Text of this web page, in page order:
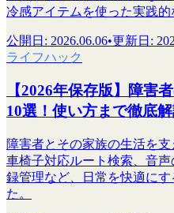
冷感アイテムを使った実践的
公開日 : 2026.06.06•更新日 :
ライフハック
【2026年保存版】障害
10選！使い方まで徹底
障害者とその家族の生活を支
車椅子対応ルート検索、音
録管理など、日常を快適に
た。